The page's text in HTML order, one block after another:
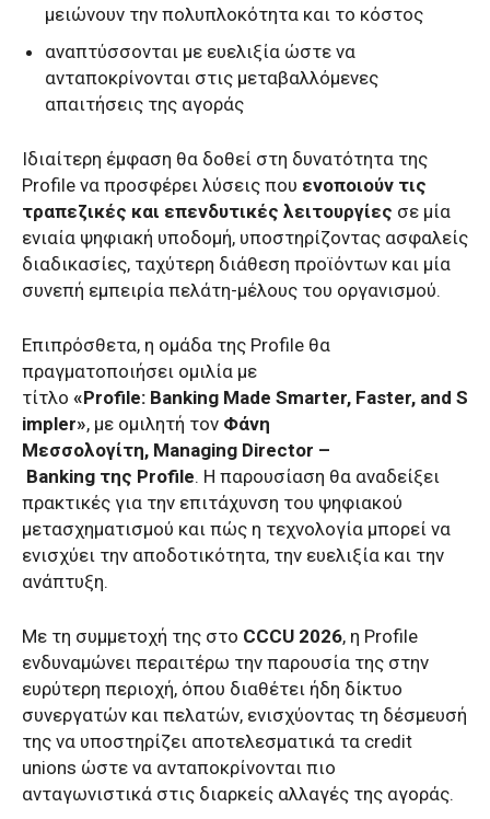
μειώνουν την πολυπλοκότητα και το κόστος
αναπτύσσονται με ευελιξία ώστε να
ανταποκρίνονται στις μεταβαλλόμενες
απαιτήσεις της αγοράς
Ιδιαίτερη έμφαση θα δοθεί στη δυνατότητα της
Profile να προσφέρει λύσεις που ενοποιούν τις
τραπεζικές και επενδυτικές λειτουργίες σε μία
ενιαία ψηφιακή υποδομή, υποστηρίζοντας ασφαλείς
διαδικασίες, ταχύτερη διάθεση προϊόντων και μία
συνεπή εμπειρία πελάτη-μέλους του οργανισμού.
Επιπρόσθετα, η ομάδα της Profile θα
πραγματοποιήσει ομιλία με
τίτλο «Profile: Banking Made Smarter, Faster, and S
impler», με ομιλητή τον Φάνη
Μεσσολογίτη, Managing Director –
Banking της Profile. Η παρουσίαση θα αναδείξει
πρακτικές για την επιτάχυνση του ψηφιακού
μετασχηματισμού και πώς η τεχνολογία μπορεί να
ενισχύει την αποδοτικότητα, την ευελιξία και την
ανάπτυξη.
Με τη συμμετοχή της στο CCCU 2026, η Profile
ενδυναμώνει περαιτέρω την παρουσία της στην
ευρύτερη περιοχή, όπου διαθέτει ήδη δίκτυο
συνεργατών και πελατών, ενισχύοντας τη δέσμευσή
της να υποστηρίζει αποτελεσματικά τα credit
unions ώστε να ανταποκρίνονται πιο
ανταγωνιστικά στις διαρκείς αλλαγές της αγοράς.